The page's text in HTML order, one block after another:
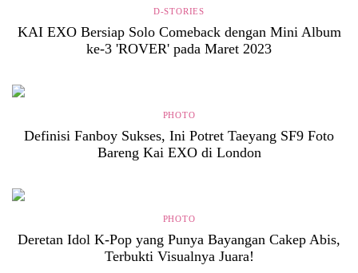
D-STORIES
KAI EXO Bersiap Solo Comeback dengan Mini Album
ke-3 'ROVER' pada Maret 2023
PHOTO
Definisi Fanboy Sukses, Ini Potret Taeyang SF9 Foto
Bareng Kai EXO di London
PHOTO
Deretan Idol K-Pop yang Punya Bayangan Cakep Abis,
Terbukti Visualnya Juara!